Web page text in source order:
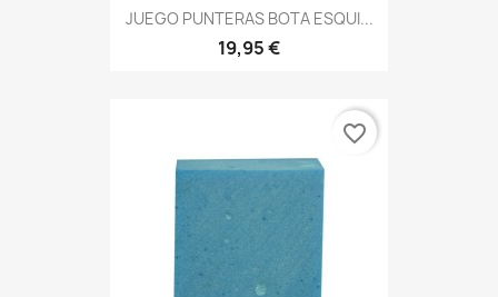
JUEGO PUNTERAS BOTA ESQUI...
19,95 €
favorite_border